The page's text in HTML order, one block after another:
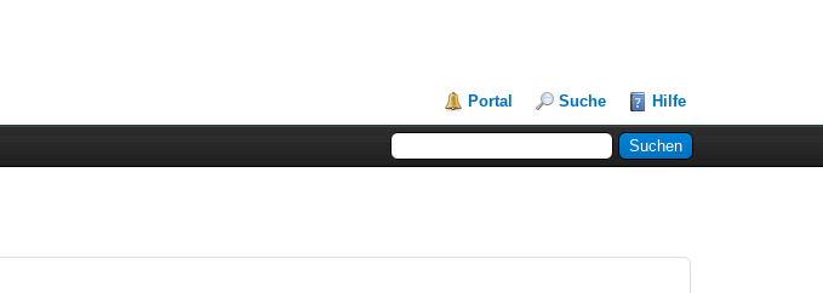
Portal Suche Hilfe